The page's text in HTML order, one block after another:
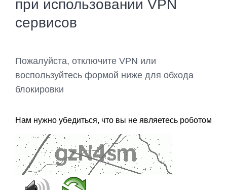
при использовании VPN
сервисов
Пожалуйста, отключите VPN или
воспользуйтесь формой ниже для обхода
блокировки
Нам нужно убедиться, что вы не являетесь роботом